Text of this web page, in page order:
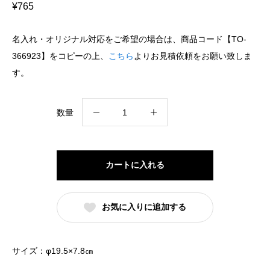
¥765
名入れ・オリジナル対応をご希望の場合は、商品コード【TO-
366923】をコピーの上、
こちら よりお見積依頼をお願い致しま
す。
数量
カートに入れる
お気に入りに追加する
サイズ：φ19.5×7.8㎝